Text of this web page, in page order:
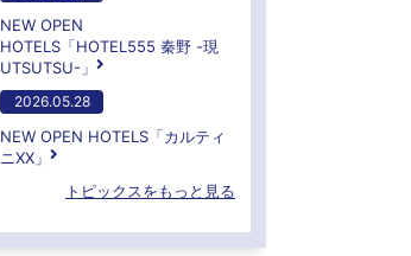
NEW OPEN
HOTELS「HOTEL555 秦野 -現
UTSUTSU-」
2026.05.28
NEW OPEN HOTELS「カルティ
ニXX」
トピックスをもっと見る